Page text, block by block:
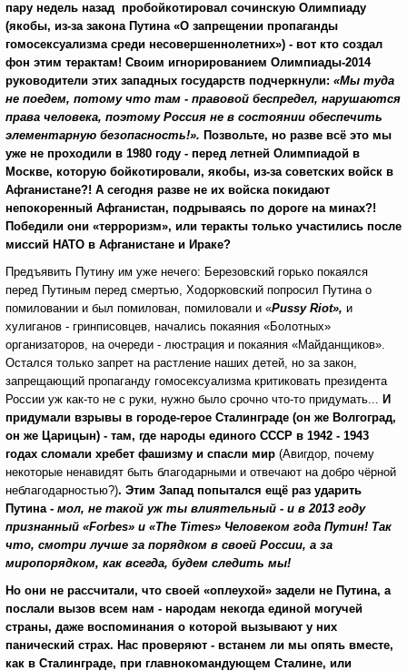
пару недель назад пробойкотировал сочинскую Олимпиаду
(якобы, из-за закона Путина «О запрещении пропаганды
гомосексуализма среди несовершеннолетних») - вот кто создал
фон этим терактам! Своим игнорированием Олимпиады-2014
руководители этих западных государств подчеркнули: «Мы туда
не поедем, потому что там - правовой беспредел, нарушаются
права человека, поэтому Россия не в состоянии обеспечить
элементарную безопасность!». Позвольте, но разве всё это мы
уже не проходили в 1980 году - перед летней Олимпиадой в
Москве, которую бойкотировали, якобы, из-за советских войск в
Афганистане?! А сегодня разве не их войска покидают
непокоренный Афганистан, подрываясь по дороге на минах?!
Победили они «терроризм», или теракты только участились после
миссий НАТО в Афганистане и Ираке?
Предъявить Путину им уже нечего: Березовский горько покаялся
перед Путиным перед смертью, Ходорковский попросил Путина о
помиловании и был помилован, помиловали и «Pussy Riot», и
хулиганов - гринписовцев, начались покаяния «Болотных»
организаторов, на очереди - люстрация и покаяния «Майданщиков».
Остался только запрет на растление наших детей, но за закон,
запрещающий пропаганду гомосексуализма критиковать президента
России уж как-то не с руки, нужно было срочно что-то придумать... И
придумали взрывы в городе-герое Сталинграде (он же Волгоград,
он же Царицын) - там, где народы единого СССР в 1942 - 1943
годах сломали хребет фашизму и спасли мир (Авигдор, почему
некоторые ненавидят быть благодарными и отвечают на добро чёрной
неблагодарностью?). Этим Запад попытался ещё раз ударить
Путина - мол, не такой уж ты влиятельный - и в 2013 году
признанный «Forbes» и «The Times» Человеком года Путин! Так
что, смотри лучше за порядком в своей России, а за
миропорядком, как всегда, будем следить мы!
Но они не рассчитали, что своей «оплеухой» задели не Путина, а
послали вызов всем нам - народам некогда единой могучей
страны, даже воспоминания о которой вызывают у них
панический страх. Нас проверяют - встанем ли мы опять вместе,
как в Сталинграде, при главнокомандующем Сталине, или